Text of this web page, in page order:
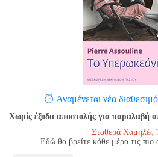
Αναμένεται νέα
Χωρίς έξοδα αποστολής για παραλαβή
Σταθερά Χαμηλές
Εδώ θα βρείτε κάθε μέρα τις πιο